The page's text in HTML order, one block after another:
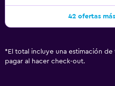
42 ofertas
* El total incluye una estimación de
pagar al hacer check-out.